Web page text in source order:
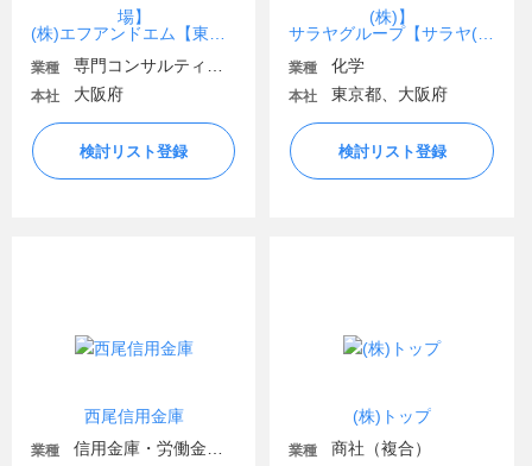
業種
本社 大阪府
検討リスト登録
業種 化学
本社 東京都、大阪府
検討リスト登録
西尾信用金庫
業種
(株)トップ
業種 商社（複合）